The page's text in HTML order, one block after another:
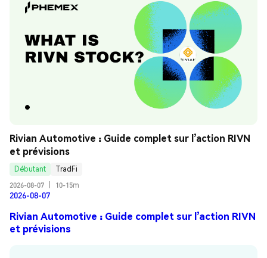
Rivian Automotive : Guide complet sur l’action RIVN
et prévisions
Débutant
TradFi
2026-08-07
10-15m
2026-08-07
Rivian Automotive : Guide complet sur l’action RIVN
et prévisions